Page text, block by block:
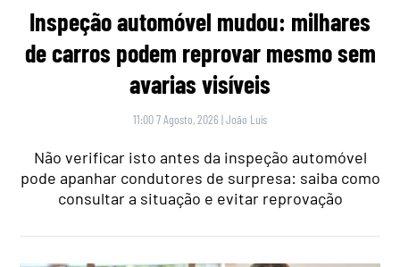
Inspeção automóvel mudou: milhares
de carros podem reprovar mesmo sem
avarias visíveis
11:00 7 Agosto, 2026 |João Luís
Não verificar isto antes da inspeção automóvel
pode apanhar condutores de surpresa: saiba como
consultar a situação e evitar reprovação